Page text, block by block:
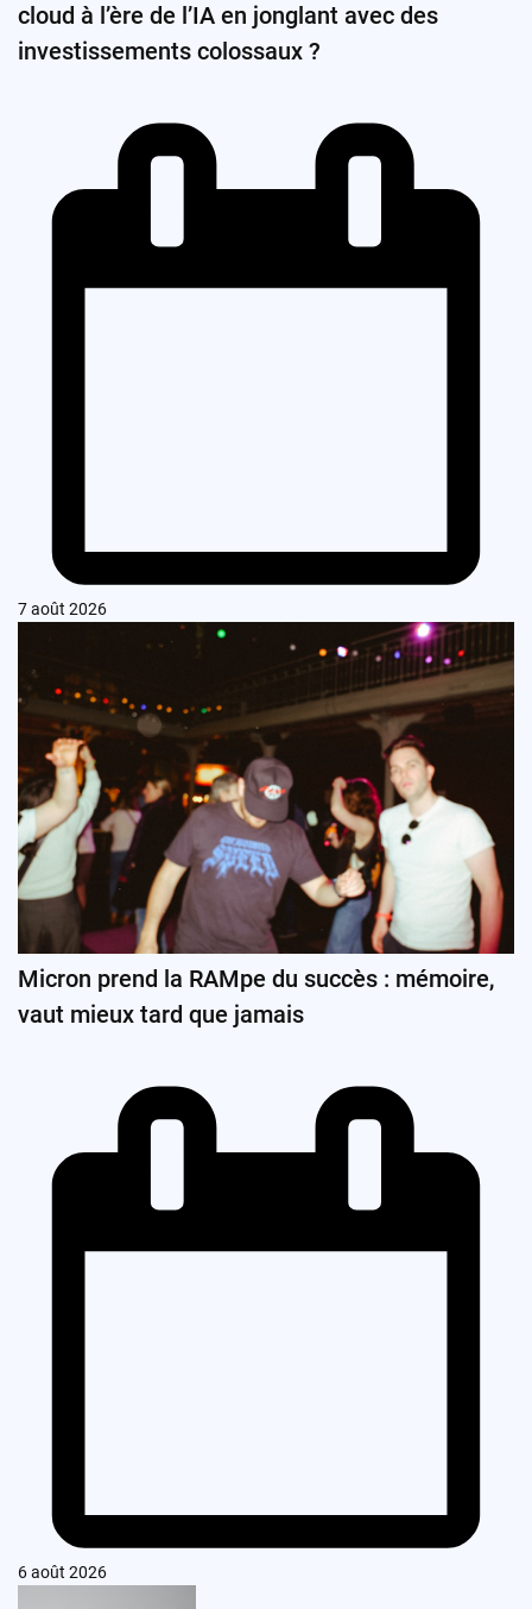
cloud à l’ère de l’IA en jonglant avec des
investissements colossaux ?
7 août 2026
Micron prend la RAMpe du succès : mémoire,
vaut mieux tard que jamais
6 août 2026